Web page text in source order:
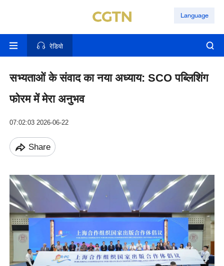
Language
रेडियो
सभ्यताओं के संवाद का नया अध्याय: SCO पब्लिशिंग
फोरम में मेरा अनुभव
07:02:03 2026-06-22
Share